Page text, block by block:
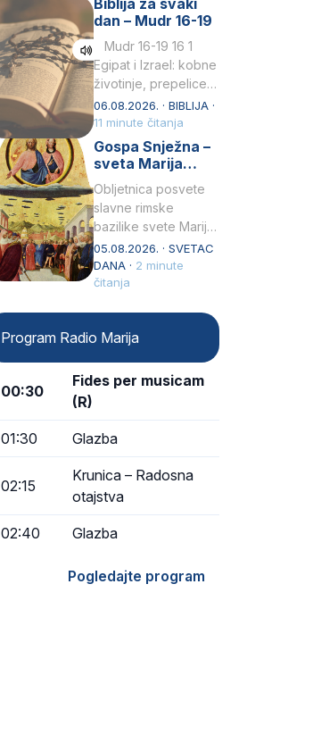
Petar u svojoj
drugoj…
Biblija za svaki
dan – Mudr 16-19
Mudr 16-19 16 1
Egipat i Izrael: kobne
životinje, prepelice
Zato bijahu
primjereno kažnjeni
sličnim životinjamai
mučeni mnoštvom
06.08.2026. · BIBLIJA ·
11 minute čitanja
Gospa Snježna –
sveta Marija
Velika, zaštitnica
rimske bazilike
Obljetnica posvete
slavne rimske
bazilike svete Marije
Velike (Santa Maria
Maggiore) u narodu
se slavi kao Gospa
05.08.2026. · SVETAC
DANA · 2 minute
čitanja
Program Radio Marija
00:30
Fides per musicam
(R)
01:30 Glazba
02:15
Krunica – Radosna
otajstva
02:40 Glazba
Pogledajte program